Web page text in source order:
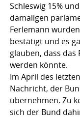
Schleswig 15%
damaligen
Ferlemann
bestätigt und es
glauben, dass
werden könnte.
Im April des
Nachricht, der
übernehmen. Zu
sich der Bund